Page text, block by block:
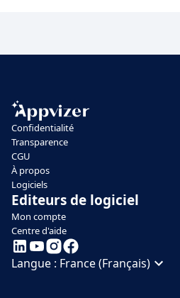
Confidentialité
Transparence
CGU
À propos
Logiciels
Editeurs de logiciel
Mon compte
Centre d'aide
Langue : France (Français)